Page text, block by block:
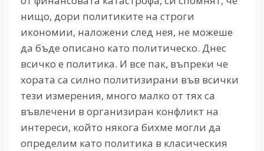
нищо, дори политиките на строги
икономии, наложени след нея, не можеше
да бъде описано като политическо. Днес
всичко е политика. И все пак, въпреки че
хората са силно политизирани във всички
тези измерения, много малко от тях са
въвлечени в организиран конфликт на
интереси, който някога бихме могли да
определим като политика в класическия